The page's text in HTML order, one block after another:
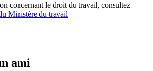
concernant le droit du travail, consultez
Ministère du travail
ami